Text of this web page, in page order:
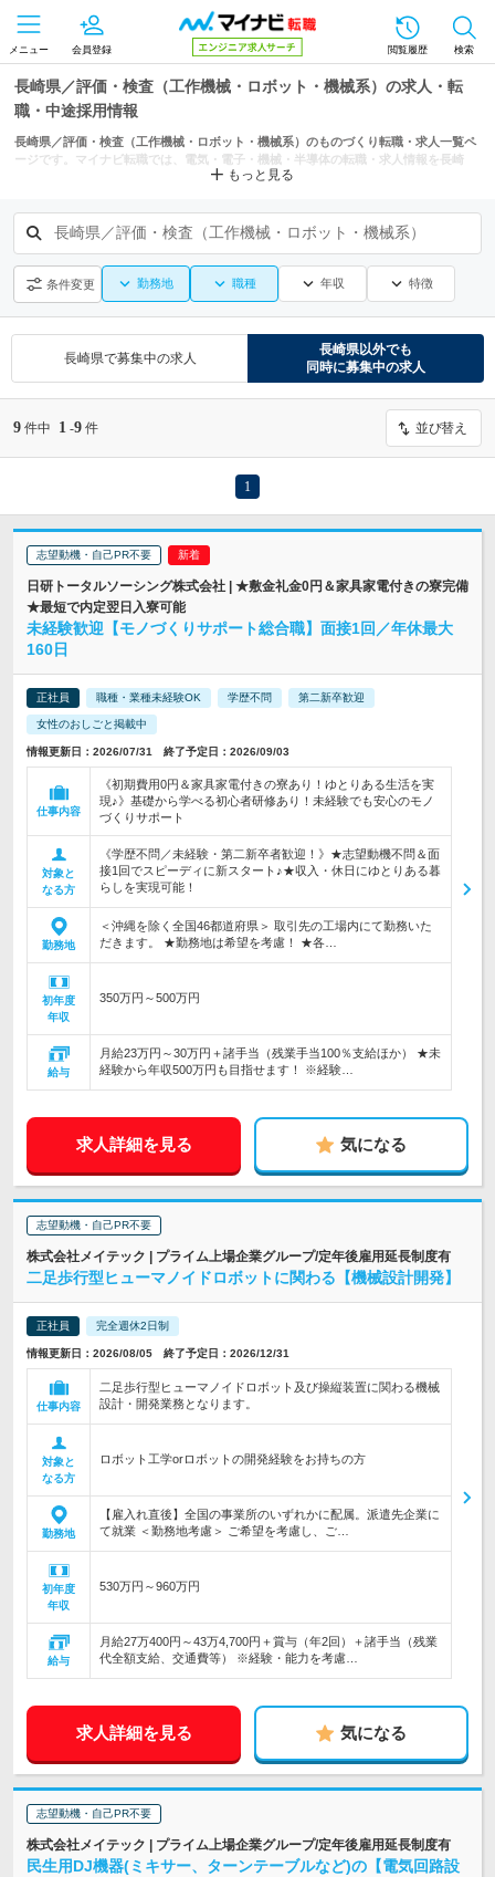
メニュー 会員登録 閲覧履歴 検索
長崎県／評価・検査（工作機械・ロボット・機械系）の求人・転
職・中途採用情報
長崎県／評価・検査（工作機械・ロボット・機械系）のものづくり転職・求人一覧ペ
ージです。マイナビ転職では、電気・電子・機械・半導体の転職・求人情報を長崎
市、佐世保市などの条件からも探せます。もっと見る
長崎県／評価・検査（工作機械・ロボット・機械系）
条件変更 勤務地 職種 年収 特徴
長崎県で募集中の求人
長崎県以外でも
同時に募集中の求人
9 件中 1 -9 件 並び替え
1
志望動機・自己PR不要
日研トータルソーシング株式会社 | ★敷金礼金0円＆家具家電付きの寮完備
★最短で内定翌日入寮可能
未経験歓迎【モノづくりサポート総合職】面接1回／年休最大
160日
正社員 職種・業種未経験OK 学歴不問 第二新卒歓迎
女性のおしごと掲載中
情報更新日：2026/07/31 終了予定日：2026/09/03
仕事内容
《初期費用0円＆家具家電付きの寮あり！ゆとりある生活を実
現♪》基礎から学べる初心者研修あり！未経験でも安心のモノ
づくりサポート
対象と
なる方
《学歴不問／未経験・第二新卒者歓迎！》★志望動機不問＆面
接1回でスピーディに新スタート♪★収入・休日にゆとりある暮
らしを実現可能！
勤務地
＜沖縄を除く全国46都道府県＞ 取引先の工場内にて勤務いた
だきます。 ★勤務地は希望を考慮！ ★各…
初年度
年収
350万円～500万円
給与
月給23万円～30万円＋諸手当（残業手当100％支給ほか） ★未
経験から年収500万円も目指せます！ ※経験…
求人詳細を見る 気になる
志望動機・自己PR不要
株式会社メイテック | プライム上場企業グループ/定年後雇用延長制度有
二足歩行型ヒューマノイドロボットに関わる【機械設計開発】
正社員 完全週休2日制
情報更新日：2026/08/05 終了予定日：2026/12/31
仕事内容
二足歩行型ヒューマノイドロボット及び操縦装置に関わる機械
設計・開発業務となります。
対象と
なる方
ロボット工学orロボットの開発経験をお持ちの方
勤務地
【雇入れ直後】全国の事業所のいずれかに配属。派遣先企業に
て就業 ＜勤務地考慮＞ ご希望を考慮し、ご…
初年度
年収
530万円～960万円
給与
月給27万400円～43万4,700円＋賞与（年2回）＋諸手当（残業
代全額支給、交通費等） ※経験・能力を考慮…
求人詳細を見る 気になる
志望動機・自己PR不要
株式会社メイテック | プライム上場企業グループ/定年後雇用延長制度有
民生用DJ機器(ミキサー、ターンテーブルなど)の【電気回路設